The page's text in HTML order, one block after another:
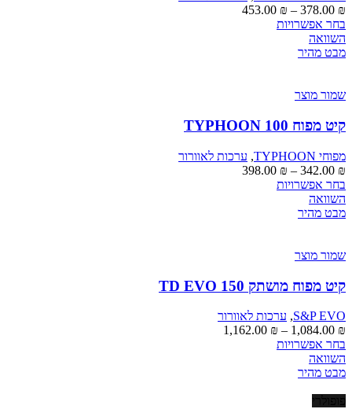
המוצר
378.00 ₪
–
453.00 ₪
טווח
בחר אפשרויותלמוצר
את
האפשרויות
בעמוד
המוצר
השוואה
מבט מהיר
שמור מוצר
קיט מפוח TYPHOON 100
מפוחי TYPHOON , ערכות לאוורור
342.00 ₪
–
398.00 ₪
בחר אפשרויות
את
האפשרויות
בעמוד
המוצר
השוואה
מבט מהיר
שמור מוצר
קיט מפוח מושתק TD EVO 150
S&P EVO
, ערכות לאוורור
1,084.00 ₪
–
1,162.00 ₪
בחר אפשרויות
השוואה
מבט מהיר
פופולרי